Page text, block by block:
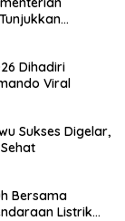
Dihadiri
Viral
Sukses Digelar,
Bersama
Listrik